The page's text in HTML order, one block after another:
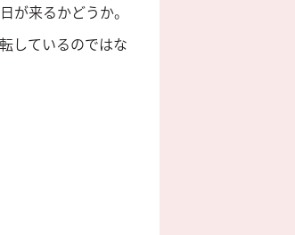
が来るかどうか。
しているのではな